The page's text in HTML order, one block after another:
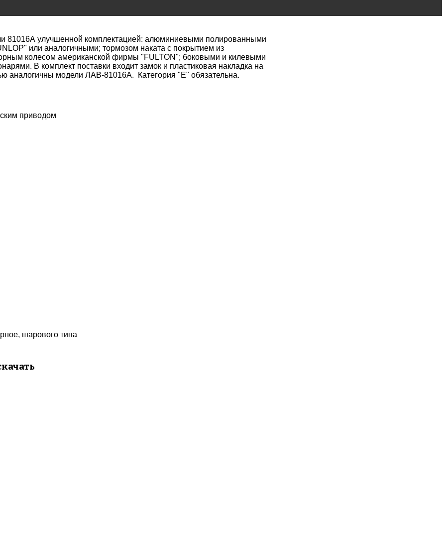
81016А улучшенной комплектацией: алюминиевыми полированными
или аналогичными; тормозом наката с покрытием из
колесом американской фирмы "FULTON"; боковыми и килевыми
В комплект поставки входит замок и пластиковая накладка на
аналогичны модели ЛАВ-81016А. Категория "Е" обязательна.
приводом
шарового типа